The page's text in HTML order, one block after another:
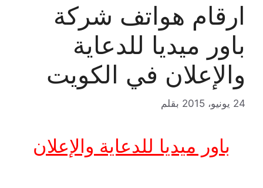
ارقام هواتف شركة
باور ميديا للدعاية
والإعلان في الكويت
24 يونيو، 2015 بقلم
باور ميديا للدعاية والإعلان